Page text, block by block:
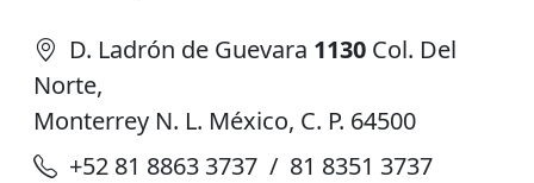
D. Ladrón de Guevara 1130 Col. Del
Norte,
Monterrey N. L. México, C. P. 64500
+52 81 8863 3737 / 81 8351 3737